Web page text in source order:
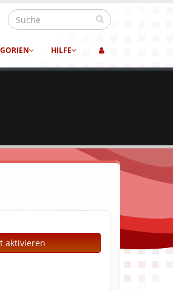
HILFE
aktivieren